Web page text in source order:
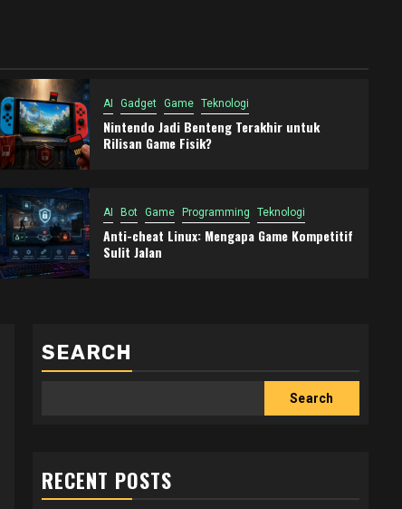
AI Gadget Game Teknologi
Nintendo Jadi Benteng Terakhir untuk
Rilisan Game Fisik?
AI Bot Game Programming Teknologi
Anti-cheat Linux: Mengapa Game Kompetitif
Sulit Jalan
SEARCH
Search
RECENT POSTS